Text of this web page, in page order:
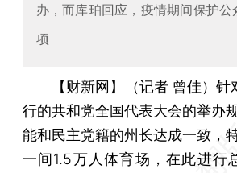
办，而库珀回应，疫情期间保护
项
【财新网】（记者 曾佳）针
行的共和党全国代表大会的举办
能和民主党籍的州长达成一致，
一间1.5万人体育场，在此进行